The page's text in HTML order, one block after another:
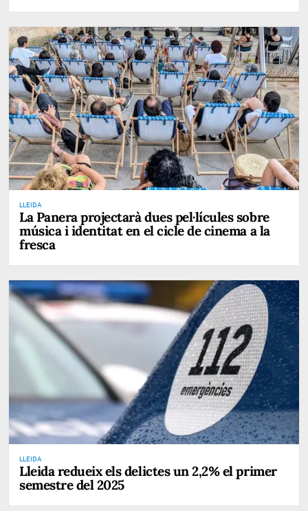
LLEIDA
La Panera projectarà dues pel·lícules sobre
música i identitat en el cicle de cinema a la
fresca
LLEIDA
Lleida redueix els delictes un 2,2% el primer
semestre del 2025